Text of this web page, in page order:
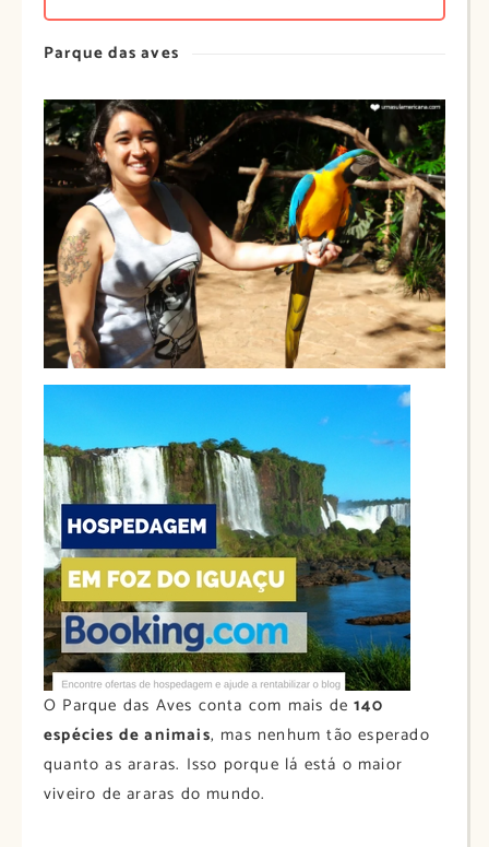
Parque das aves
O Parque das Aves conta com mais de140
espécies de animais, mas nenhum tão esperado
quanto as araras. Isso porque lá está o maior
viveiro de araras do mundo.